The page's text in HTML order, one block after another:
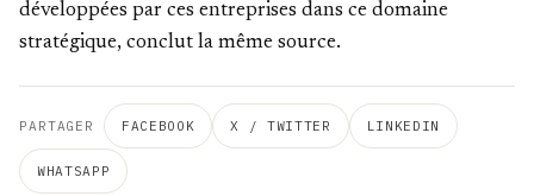
développées par ces entreprises dans ce domaine
stratégique, conclut la même source.
PARTAGER FACEBOOK X / TWITTER LINKEDIN
WHATSAPP